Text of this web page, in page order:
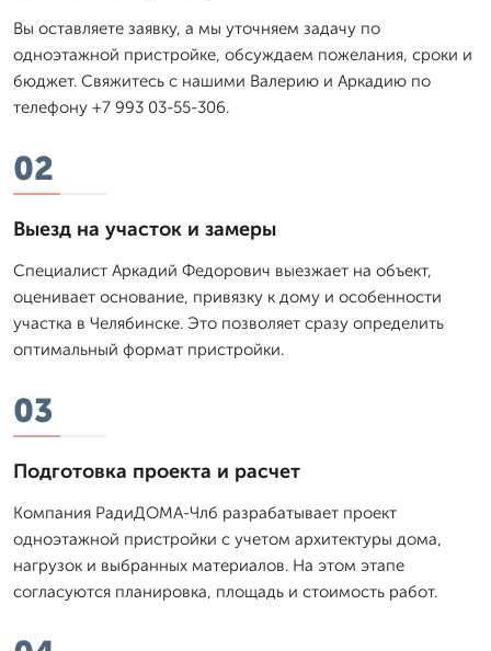
Вы оставляете заявку, а мы уточняем задачу по
одноэтажной пристройке, обсуждаем пожелания, сроки и
бюджет. Свяжитесь с нашими Валерию и Аркадию по
телефону +7 993 03-55-306.
02
Выезд на участок и замеры
Специалист Аркадий Федорович выезжает на объект,
оценивает основание, привязку к дому и особенности
участка в Челябинске. Это позволяет сразу определить
оптимальный формат пристройки.
03
Подготовка проекта и расчет
Компания РадиДОМА-Члб разрабатывает проект
одноэтажной пристройки с учетом архитектуры дома,
нагрузок и выбранных материалов. На этом этапе
согласуются планировка, площадь и стоимость работ.